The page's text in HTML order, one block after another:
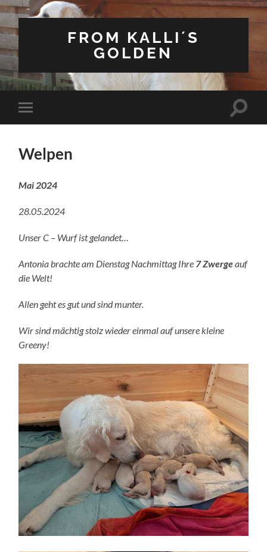
FROM KALLI´S
GOLDEN
Mobile-
Menü
Welpen
Mai 2024
28.05.2024
Unser C – Wurf ist gelandet…
Antonia brachte am Dienstag Nachmittag Ihre 7 Zwergeauf
die Welt!
Allen geht es gut und sind munter.
Wir sind mächtig stolz wieder einmal auf unsere kleine
Greeny!